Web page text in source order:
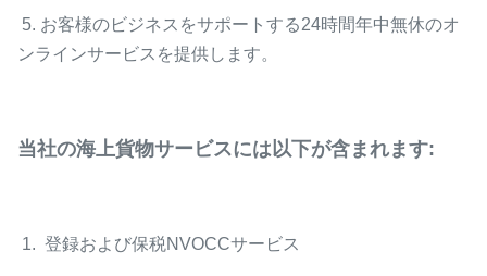
5. お客様のビジネスをサポートする24時間年中無休のオ
ンラインサービスを提供します。
当社の海上貨物サービスには以下が含まれます:
1. 登録および保税NVOCCサービス